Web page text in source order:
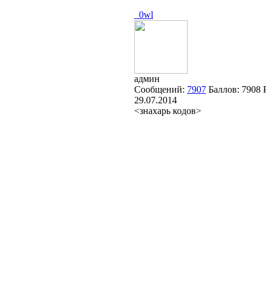
_0wl
админ
Сообщений: 7907 Баллов: 7908
29.07.2014
<знахарь кодов>